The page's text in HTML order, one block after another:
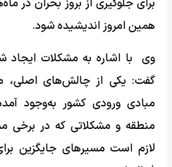
برای جلوگیری از بروز بحران در
همین امروز اندیشیده شود.
وی با اشاره به مشکلات ایجاد
گفت: یکی از چالش‌های
مبادی ورودی کشور به‌وجود
منطقه و مشکلاتی که در برخی
لازم است مسیرهای جایگزین